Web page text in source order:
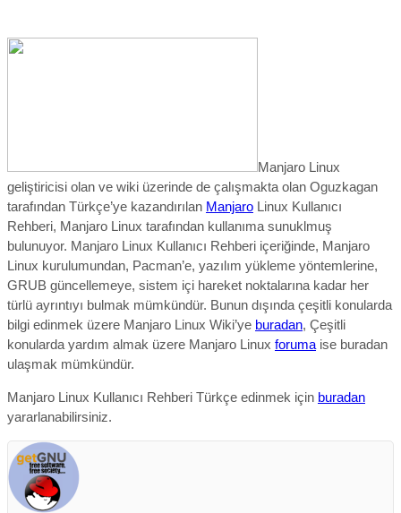
Manjaro Linux
geliştiricisi olan ve wiki üzerinde de çalışmakta olan Oguzkagan
tarafından Türkçe’ye kazandırılan Manjaro Linux Kullanıcı
Rehberi, Manjaro Linux tarafından kullanıma sunuklmuş
bulunuyor. Manjaro Linux Kullanıcı Rehberi içeriğinde, Manjaro
Linux kurulumundan, Pacman’e, yazılım yükleme yöntemlerine,
GRUB güncellemeye, sistem içi hareket noktalarına kadar her
türlü ayrıntıyı bulmak mümkündür. Bunun dışında çeşitli konularda
bilgi edinmek üzere Manjaro Linux Wiki’ye buradan, Çeşitli
konularda yardım almak üzere Manjaro Linux foruma ise buradan
ulaşmak mümkündür.
Manjaro Linux Kullanıcı Rehberi Türkçe edinmek için buradan
yararlanabilirsiniz.